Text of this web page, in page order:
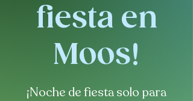
fiesta en
Moos!
¡Noche de fiesta solo para